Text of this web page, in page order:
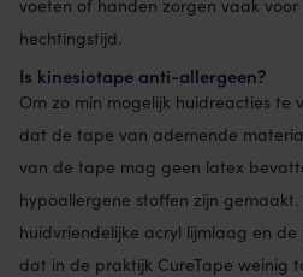
voeten of handen zorgen vaak voor
hechtingstijd.
Is kinesiotape anti-allergeen?
Om zo min mogelijk huidreacties te
dat de tape van ademende
van de tape mag geen latex
hypoallergene stoffen zijn
huidvriendelijke acryl lijmlaag en
dat in de praktijk CureTape weinig